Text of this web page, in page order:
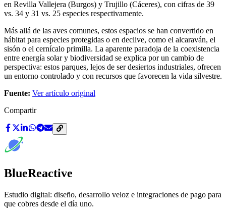
en Revilla Vallejera (Burgos) y Trujillo (Cáceres), con cifras de 39
vs. 34 y 31 vs. 25 especies respectivamente.
Más allá de las aves comunes, estos espacios se han convertido en
hábitat para especies protegidas o en declive, como el alcaraván, el
sisón o el cernícalo primilla. La aparente paradoja de la coexistencia
entre energía solar y biodiversidad se explica por un cambio de
perspectiva: estos parques, lejos de ser desiertos industriales, ofrecen
un entorno controlado y con recursos que favorecen la vida silvestre.
Fuente: Ver artículo original
Compartir
BlueReactive
Estudio digital: diseño, desarrollo veloz e integraciones de pago para
que cobres desde el día uno.